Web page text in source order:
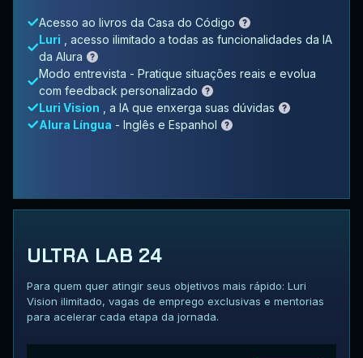
Acesso ao livros da Casa do Código
Luri
, acesso ilimitado a todas as funcionalidades da IA
da Alura
Modo entrevista - Pratique situações reais e evolua
com feedback personalizado
Luri Vision
, a IA que enxerga suas dúvidas
Alura Língua - Inglês e Espanhol
ULTRA LAB 24
Para quem quer atingir seus objetivos mais rápido: Luri
Vision ilimitado, vagas de emprego exclusivas e mentorias
para acelerar cada etapa da jornada.